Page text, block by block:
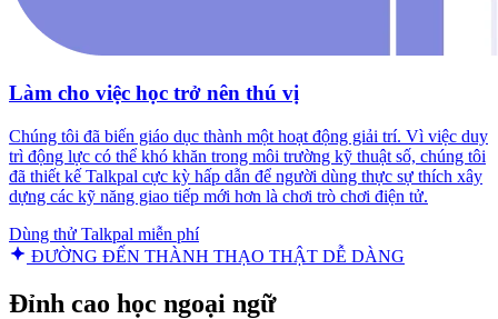
Làm cho việc học trở nên thú vị
Chúng tôi đã biến giáo dục thành một hoạt động giải trí. Vì việc duy
trì động lực có thể khó khăn trong môi trường kỹ thuật số, chúng tôi
đã thiết kế Talkpal cực kỳ hấp dẫn để người dùng thực sự thích xây
dựng các kỹ năng giao tiếp mới hơn là chơi trò chơi điện tử.
Dùng thử Talkpal miễn phí
ĐƯỜNG ĐẾN THÀNH THẠO THẬT DỄ DÀNG
Đỉnh cao học ngoại ngữ